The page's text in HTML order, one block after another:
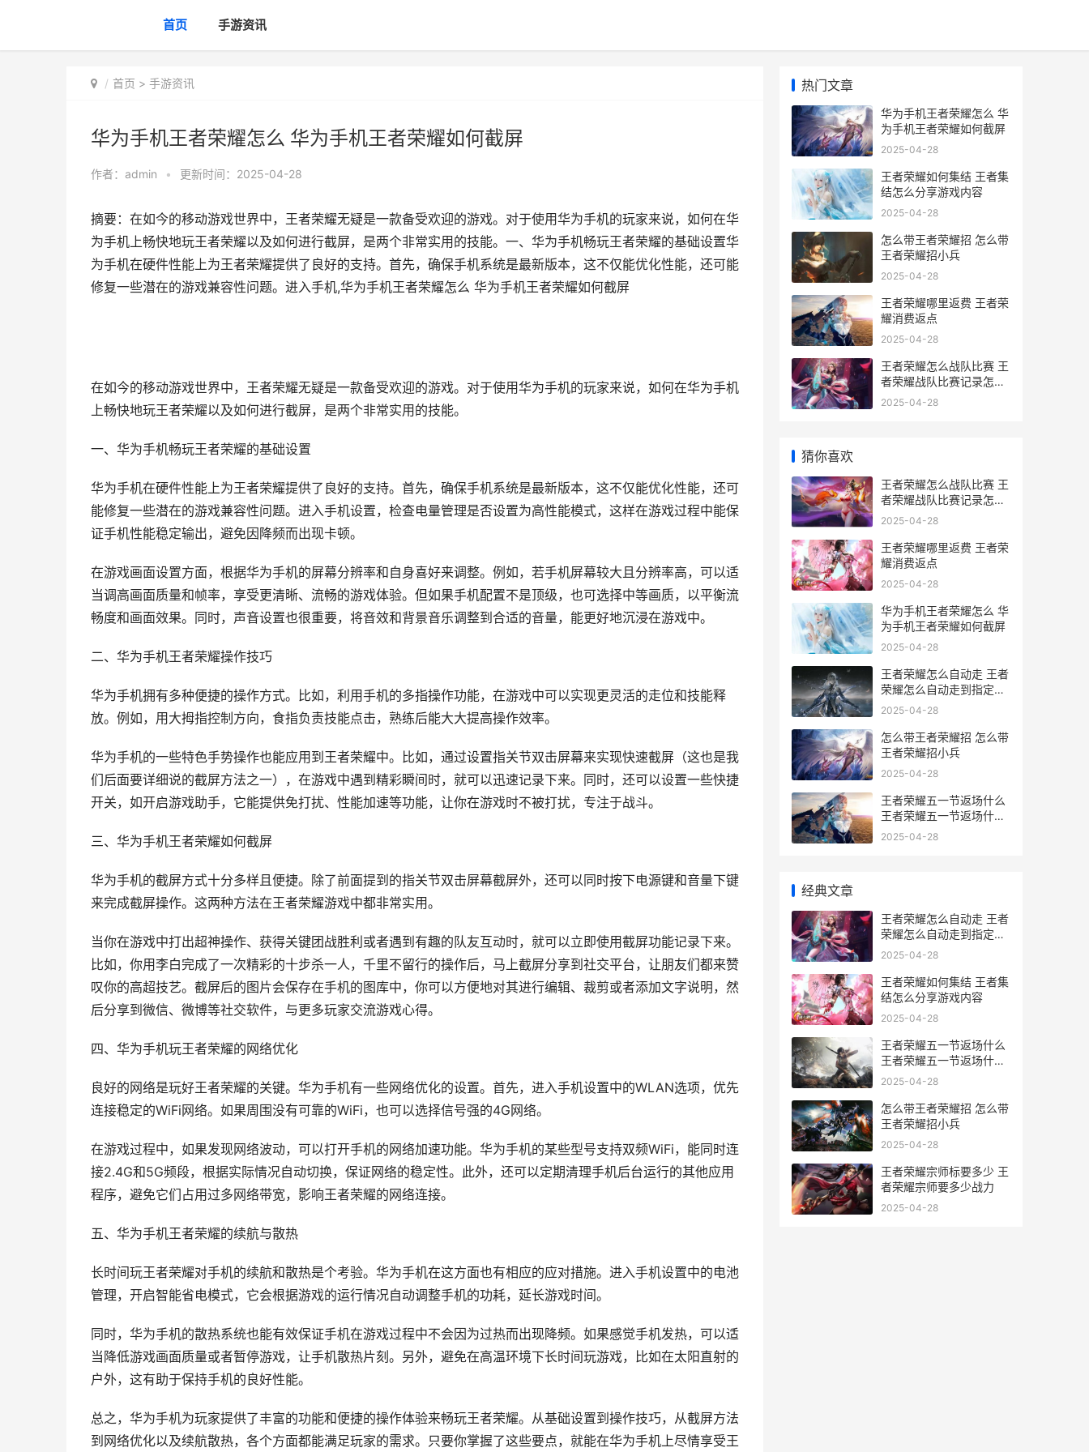
首页 手游资讯
首页 > 手游资讯
华为手机王者荣耀怎么 华为手机王者荣耀如何截屏
作者： admin • 更新时间：2025-04-28
摘要：在如今的移动游戏世界中，王者荣耀无疑是一款备受欢迎的游戏。对于使用华为手机的玩家来说，如何在华
为手机上畅快地玩王者荣耀以及如何进行截屏，是两个非常实用的技能。一、华为手机畅玩王者荣耀的基础设置华
为手机在硬件性能上为王者荣耀提供了良好的支持。首先，确保手机系统是最新版本，这不仅能优化性能，还可能
修复一些潜在的游戏兼容性问题。进入手机,华为手机王者荣耀怎么 华为手机王者荣耀如何截屏
在如今的移动游戏世界中，王者荣耀无疑是一款备受欢迎的游戏。对于使用华为手机的玩家来说，如何在华为手机
上畅快地玩王者荣耀以及如何进行截屏，是两个非常实用的技能。
一、华为手机畅玩王者荣耀的基础设置
华为手机在硬件性能上为王者荣耀提供了良好的支持。首先，确保手机系统是最新版本，这不仅能优化性能，还可
能修复一些潜在的游戏兼容性问题。进入手机设置，检查电量管理是否设置为高性能模式，这样在游戏过程中能保
证手机性能稳定输出，避免因降频而出现卡顿。
在游戏画面设置方面，根据华为手机的屏幕分辨率和自身喜好来调整。例如，若手机屏幕较大且分辨率高，可以适
当调高画面质量和帧率，享受更清晰、流畅的游戏体验。但如果手机配置不是顶级，也可选择中等画质，以平衡流
畅度和画面效果。同时，声音设置也很重要，将音效和背景音乐调整到合适的音量，能更好地沉浸在游戏中。
二、华为手机王者荣耀操作技巧
华为手机拥有多种便捷的操作方式。比如，利用手机的多指操作功能，在游戏中可以实现更灵活的走位和技能释
放。例如，用大拇指控制方向，食指负责技能点击，熟练后能大大提高操作效率。
华为手机的一些特色手势操作也能应用到王者荣耀中。比如，通过设置指关节双击屏幕来实现快速截屏（这也是我
们后面要详细说的截屏方法之一），在游戏中遇到精彩瞬间时，就可以迅速记录下来。同时，还可以设置一些快捷
开关，如开启游戏助手，它能提供免打扰、性能加速等功能，让你在游戏时不被打扰，专注于战斗。
三、华为手机王者荣耀如何截屏
华为手机的截屏方式十分多样且便捷。除了前面提到的指关节双击屏幕截屏外，还可以同时按下电源键和音量下键
来完成截屏操作。这两种方法在王者荣耀游戏中都非常实用。
当你在游戏中打出超神操作、获得关键团战胜利或者遇到有趣的队友互动时，就可以立即使用截屏功能记录下来。
比如，你用李白完成了一次精彩的十步杀一人，千里不留行的操作后，马上截屏分享到社交平台，让朋友们都来赞
叹你的高超技艺。截屏后的图片会保存在手机的图库中，你可以方便地对其进行编辑、裁剪或者添加文字说明，然
后分享到微信、微博等社交软件，与更多玩家交流游戏心得。
四、华为手机玩王者荣耀的网络优化
良好的网络是玩好王者荣耀的关键。华为手机有一些网络优化的设置。首先，进入手机设置中的WLAN选项，优先
连接稳定的WiFi网络。如果周围没有可靠的WiFi，也可以选择信号强的4G网络。
在游戏过程中，如果发现网络波动，可以打开手机的网络加速功能。华为手机的某些型号支持双频WiFi，能同时连
接2.4G和5G频段，根据实际情况自动切换，保证网络的稳定性。此外，还可以定期清理手机后台运行的其他应用
程序，避免它们占用过多网络带宽，影响王者荣耀的网络连接。
五、华为手机王者荣耀的续航与散热
长时间玩王者荣耀对手机的续航和散热是个考验。华为手机在这方面也有相应的应对措施。进入手机设置中的电池
管理，开启智能省电模式，它会根据游戏的运行情况自动调整手机的功耗，延长游戏时间。
同时，华为手机的散热系统也能有效保证手机在游戏过程中不会因为过热而出现降频。如果感觉手机发热，可以适
当降低游戏画面质量或者暂停游戏，让手机散热片刻。另外，避免在高温环境下长时间玩游戏，比如在太阳直射的
户外，这有助于保持手机的良好性能。
总之，华为手机为玩家提供了丰富的功能和便捷的操作体验来畅玩王者荣耀。从基础设置到操作技巧，从截屏方法
到网络优化以及续航散热，各个方面都能满足玩家的需求。只要你掌握了这些要点，就能在华为手机上尽情享受王
热门文章
华为手机王者荣耀怎么 华
为手机王者荣耀如何截屏
2025-04-28
王者荣耀如何集结 王者集
结怎么分享游戏内容
2025-04-28
怎么带王者荣耀招 怎么带
王者荣耀招小兵
2025-04-28
王者荣耀哪里返费 王者荣
耀消费返点
2025-04-28
王者荣耀怎么战队比赛 王
者荣耀战队比赛记录怎么
隐藏
2025-04-28
猜你喜欢
王者荣耀怎么战队比赛 王
者荣耀战队比赛记录怎么
隐藏
2025-04-28
王者荣耀哪里返费 王者荣
耀消费返点
2025-04-28
华为手机王者荣耀怎么 华
为手机王者荣耀如何截屏
2025-04-28
王者荣耀怎么自动走 王者
荣耀怎么自动走到指定位
置
2025-04-28
怎么带王者荣耀招 怎么带
王者荣耀招小兵
2025-04-28
王者荣耀五一节返场什么
王者荣耀五一节返场什么
皮肤
2025-04-28
经典文章
王者荣耀怎么自动走 王者
荣耀怎么自动走到指定位
置
2025-04-28
王者荣耀如何集结 王者集
结怎么分享游戏内容
2025-04-28
王者荣耀五一节返场什么
王者荣耀五一节返场什么
皮肤
2025-04-28
怎么带王者荣耀招 怎么带
王者荣耀招小兵
2025-04-28
王者荣耀宗师标要多少 王
者荣耀宗师要多少战力
2025-04-28